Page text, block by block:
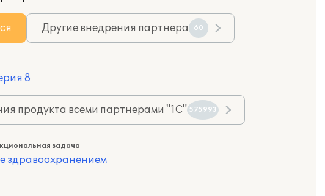
Другие внедрения партнера 60
8
продукта всеми партнерами "1С" 575993
задача
здравоохранением